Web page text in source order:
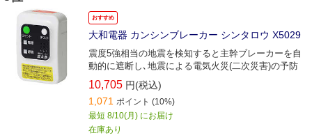
おすすめ
大和電器 カンシンブレーカー シンタロウ X5029
震度5強相当の地震を検知すると主幹ブレーカーを自
動的に遮断し､地震による電気火災(二次災害)の予防
10,705 円(税込)
1,071 ポイント (10%)
最短 8/10(月) にお届け
在庫あり